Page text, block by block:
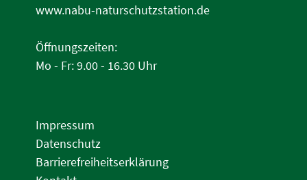
www.nabu-naturschutzstation.de
Öffnungszeiten:
Mo - Fr: 9.00 - 16.30 Uhr
Impressum
Datenschutz
Barrierefreiheitserklärung